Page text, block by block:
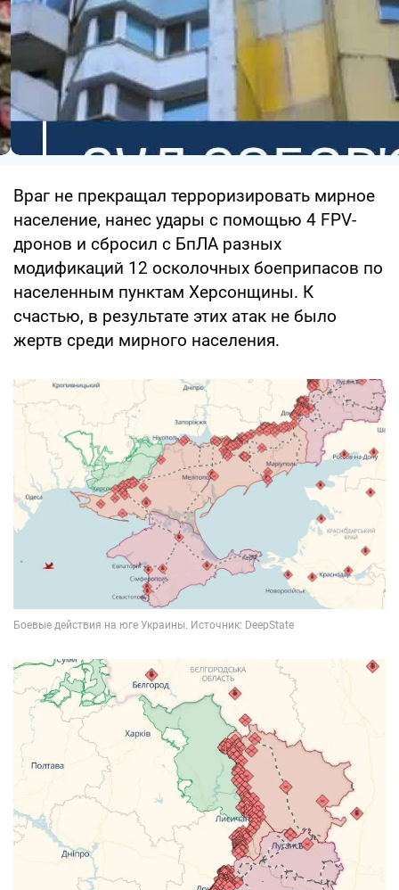
Враг не прекращал терроризировать мирное
население, нанес удары с помощью 4 FPV-
дронов и сбросил с БпЛА разных
модификаций 12 осколочных боеприпасов по
населенным пунктам Херсонщины. К
счастью, в результате этих атак не было
жертв среди мирного населения.